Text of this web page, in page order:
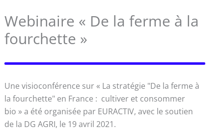
Webinaire « De la ferme à la
fourchette »
Une visioconférence sur « La stratégie "De la ferme à
la fourchette" en France : cultiver et consommer
bio » a été organisée par EURACTIV, avec le soutien
de la DG AGRI, le 19 avril 2021.